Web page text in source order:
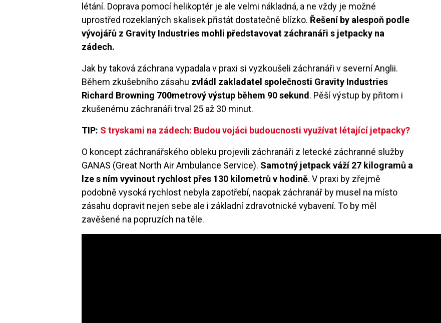
létání. Doprava pomocí helikoptér je ale velmi nákladná, a ne vždy je možné
uprostřed rozeklaných skalisek přistát dostatečně blízko. Řešení by alespoň podle
vývojářů z Gravity Industries mohli představovat záchranáři s jetpacky na
zádech.
Jak by taková záchrana vypadala v praxi si vyzkoušeli záchranáři v severní Anglii.
Během zkušebního zásahu zvládl zakladatel společnosti Gravity Industries
Richard Browning 700metrový výstup během 90 sekund . Pěší výstup by přitom i
zkušenému záchranáři trval 25 až 30 minut.
TIP: S tryskami na zádech: Budou vojáci budoucnosti využívat létající jetpacky?
O koncept záchranářského obleku projevili záchranáři z letecké záchranné služby
GANAS (Great North Air Ambulance Service). Samotný jetpack váží 27 kilogramů a
lze s ním vyvinout rychlost přes 130 kilometrů v hodině. V praxi by zřejmě
podobně vysoká rychlost nebyla zapotřebí, naopak záchranář by musel na místo
zásahu dopravit nejen sebe ale i základní zdravotnické vybavení. To by měl
zavěšené na popruzích na těle.